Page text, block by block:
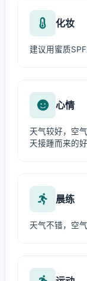
化妆
建议用蜜质
心情
天气较好，空
天接踵而来的好
晨练
天气不错，空气